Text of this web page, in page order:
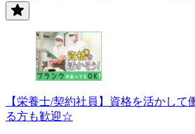
【栄養士/契約社員】資格を活かして
る方も歓迎☆